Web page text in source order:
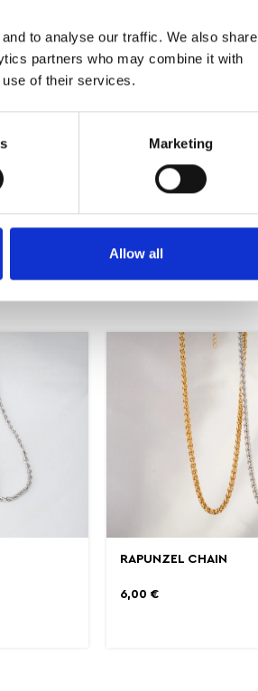
to analyse our traffic. We also share
partners who may combine it with
use of their services.
Marketing
Allow all
ΑΣΦΑΛΕΙΣ
ΣΥΝΑΛΛΑΓEΣ
ΕΠΙΣΤΡΟΦΕΣ
ΠΡΟΙΟΝΤΩΝ
RAPUNZEL CHAIN
6,00 €